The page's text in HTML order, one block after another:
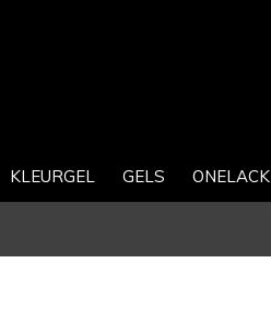
KLEURGEL GELS ONELACK